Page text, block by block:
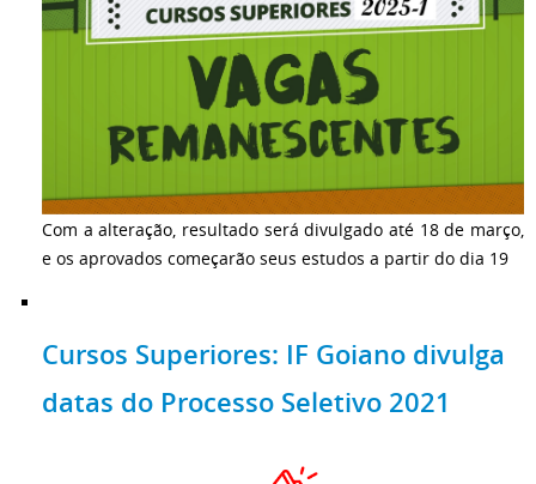
Com a alteração, resultado será divulgado até 18 de março,
e os aprovados começarão seus estudos a partir do dia 19
Cursos Superiores: IF Goiano divulga
datas do Processo Seletivo 2021